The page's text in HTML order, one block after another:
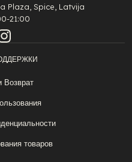
Plaza, Spice, Latvija
21:00
Возврат
товаров